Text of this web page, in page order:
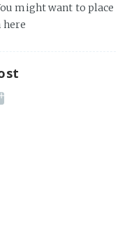
might want to place
here